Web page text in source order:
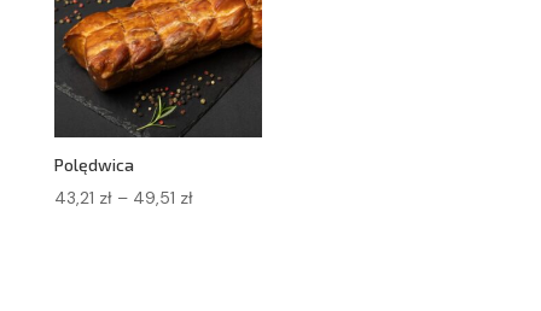
Polędwica
43,21 zł – 49,51 złZakres